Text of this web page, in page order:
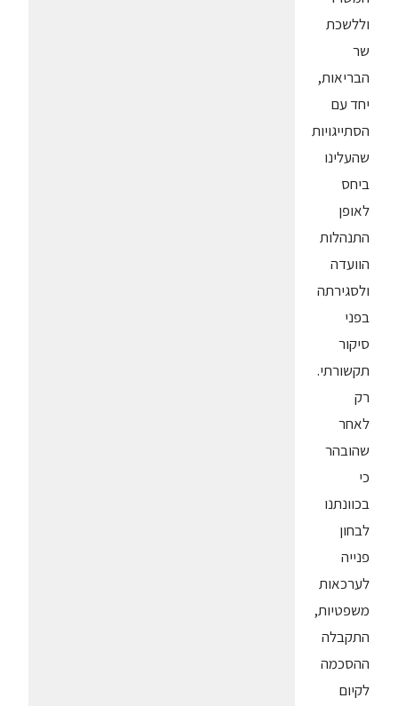
וללשכת
שר
הבריאות,
יחד עם
הסתייגויות
שהעלינו
ביחס
לאופן
התנהלות
הוועדה
ולסגירתה
בפני
סיקור
תקשורתי.
רק
לאחר
שהובהר
כי
בכוונתנו
לבחון
פנייה
לערכאות
משפטיות,
התקבלה
ההסכמה
לקיום